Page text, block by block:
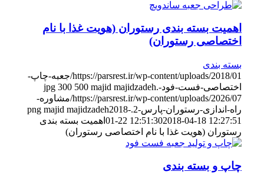
اهمیت بسته بندی رستوران (هویت غذا با نام
اختصاصی رستوران)
بسته بندی
https://parsrest.ir/wp-content/uploads/2018/01/جعبه-چاپ-
اختصاصی-فست-فود-.jpg
300 500 majid majidzadeh
https://parsrest.ir/wp-content/uploads/2026/07/مشاوره-
راه-اندازی-رستوران-پارس-2.png
majid majidzadeh2018-
01-22 12:51:302018-04-18 12:27:51
اهمیت بسته بندی
رستوران (هویت غذا با نام اختصاصی رستوران)
چاپ و بسته بندی